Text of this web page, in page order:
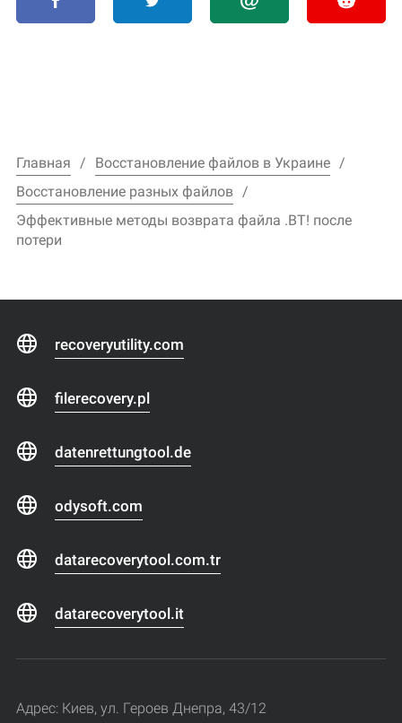
Главная
Восстановление файлов в Украине
Восстановление разных файлов
Эффективные методы возврата файла .BT! после
потери
recoveryutility.com
filerecovery.pl
datenrettungtool.de
odysoft.com
datarecoverytool.com.tr
datarecoverytool.it
Адрес: Киев, ул. Героев Днепра, 43/12